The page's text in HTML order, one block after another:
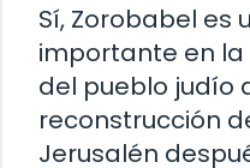
Sí, Zorobabel es
importante en la
del pueblo judío
reconstrucción
Jerusalén